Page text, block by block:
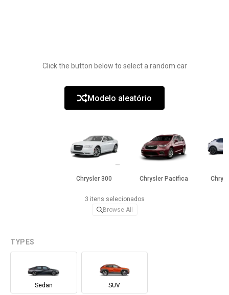
Click the button below to select a random car
Modelo aleatório
Chrysler 300 Chrysler Pacifica
3 itens selecionados
Browse All
TYPES
Sedan SUV